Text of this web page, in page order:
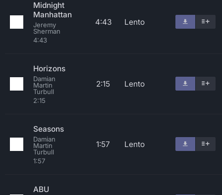
Midnight
Manhattan
Jeremy
Sherman
4:43
4:43 Lento
Horizons
Damian
Martin
Turbull
2:15
2:15 Lento
Seasons
Damian
Martin
Turbull
1:57
1:57 Lento
ABU